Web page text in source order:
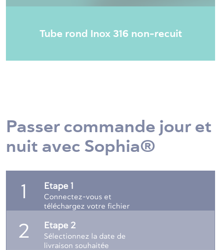
Tube rond Inox 316 non-recuit
Passer commande jour et
nuit avec Sophia®
1 Etape 1
Connectez-vous et
téléchargez votre fichier
2 Etape 2
Sélectionnez la date de
livraison souhaitée